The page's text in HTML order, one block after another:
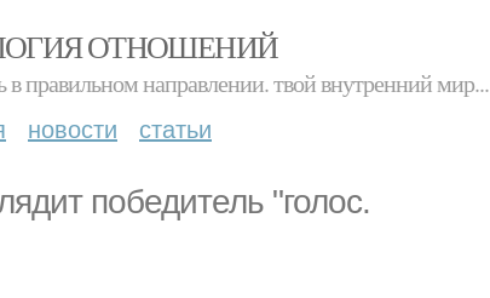
ОТНОШЕНИЙ
в правильном направлении. твой внутренний мир...
новости статьи
победитель "голос.